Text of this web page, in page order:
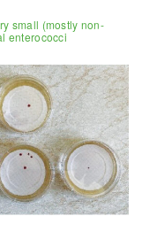
small (mostly non-
enterococci